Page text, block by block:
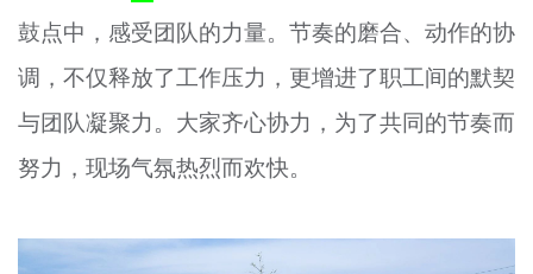
鼓点中，感受团队的力量。节奏的磨合、动作的协
调，不仅释放了工作压力，更增进了职工间的默契
与团队凝聚力。大家齐心协力，为了共同的节奏而
努力，现场气氛热烈而欢快。